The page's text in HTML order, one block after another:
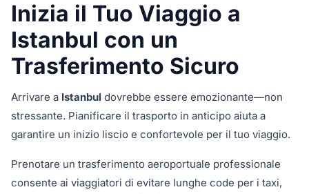
Inizia il Tuo Viaggio a
Istanbul con un
Trasferimento Sicuro
Arrivare a Istanbul dovrebbe essere emozionante—non
stressante. Pianificare il trasporto in anticipo aiuta a
garantire un inizio liscio e confortevole per il tuo viaggio.
Prenotare un trasferimento aeroportuale professionale
consente ai viaggiatori di evitare lunghe code per i taxi,